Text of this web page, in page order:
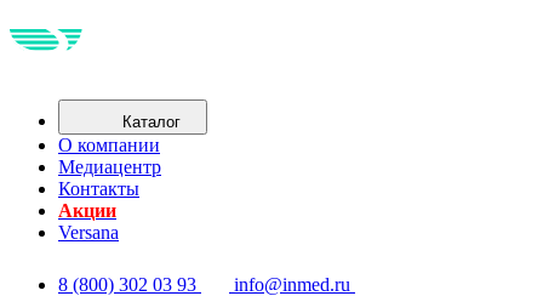
Каталог
О компании
Медиацентр
Контакты
Акции
Versana
8 (800) 302 03 93
info@inmed.ru